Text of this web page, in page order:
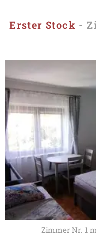
Erster Stock -
Zimmer Nr. 1